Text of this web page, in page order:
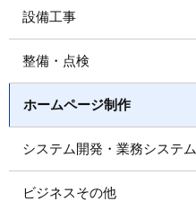
設備工事
整備・点検
ホームページ制作
システム開発・業務システム
ビジネスその他